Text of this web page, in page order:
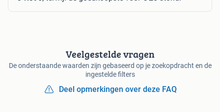
Veelgestelde vragen
De onderstaande waarden zijn gebaseerd op je zoekopdracht en de
ingestelde filters
Deel opmerkingen over deze FAQ